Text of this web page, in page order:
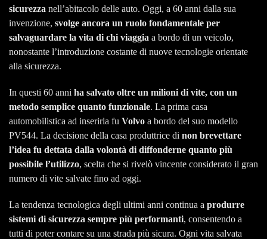
sicurezza nell’abitacolo delle auto. Oggi, a 60 anni dalla sua
invenzione, svolge ancora un ruolo fondamentale per
salvaguardare la vita di chi viaggia a bordo di un veicolo,
nonostante l’introduzione costante di nuove tecnologie orientate
alla sicurezza.
In questi 60 anni ha salvato oltre un milioni di vite, con un
metodo semplice quanto funzionale. La prima casa
automobilistica ad inserirla fu Volvo a bordo del suo modello
PV544. La decisione della casa produttrice di non brevettare
l’idea fu dettata dalla volontà di diffonderne quanto più
possibile l’utilizzo, scelta che si rivelò vincente considerato il gran
numero di vite salvate fino ad oggi.
La tendenza tecnologica degli ultimi anni continua a produrre
sistemi di sicurezza sempre più performanti, consentendo a
tutti di poter contare su una strada più sicura. Ogni vita salvata